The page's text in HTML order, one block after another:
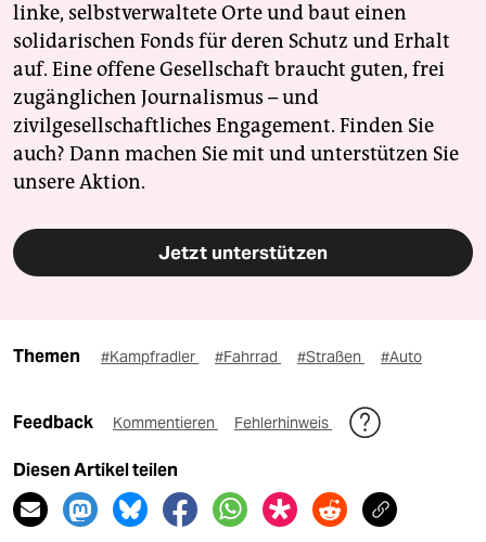
linke, selbstverwaltete Orte und baut einen
solidarischen Fonds für deren Schutz und Erhalt
auf. Eine offene Gesellschaft braucht guten, frei
zugänglichen Journalismus – und
zivilgesellschaftliches Engagement. Finden Sie
auch? Dann machen Sie mit und unterstützen Sie
unsere Aktion.
Jetzt unterstützen
Themen #Kampfradler #Fahrrad #Straßen #Auto
Feedback Kommentieren Fehlerhinweis
Diesen Artikel teilen